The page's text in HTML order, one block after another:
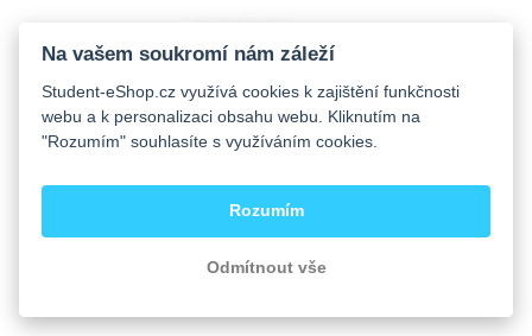
Na vašem soukromí nám záleží
Student-eShop.cz využívá cookies k zajištění funkčnosti
webu a k personalizaci obsahu webu. Kliknutím na
"Rozumím" souhlasíte s využíváním cookies.
Rozumím
Odmítnout vše